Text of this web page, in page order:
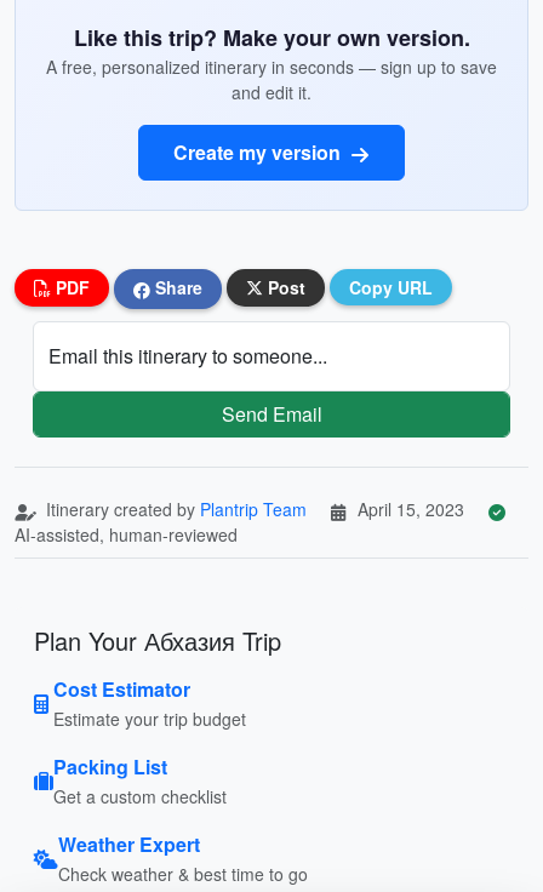
Like this trip? Make your own version.
A free, personalized itinerary in seconds — sign up to save
and edit it.
Create my version
PDF Share Post Copy URL
Email this itinerary to someone...
Send Email
Itinerary created by Plantrip Team
April 15, 2023
AI-assisted, human-reviewed
Plan Your Абхазия Trip
Cost Estimator
Estimate your trip budget
Packing List
Get a custom checklist
Weather Expert
Check weather & best time to go